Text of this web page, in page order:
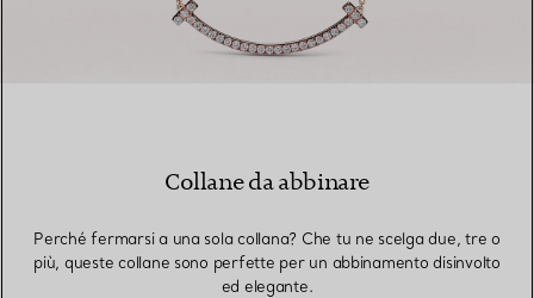
Collane da abbinare
Perché fermarsi a una sola collana? Che tu ne scelga due, tre o
più, queste collane sono perfette per un abbinamento disinvolto
ed elegante.